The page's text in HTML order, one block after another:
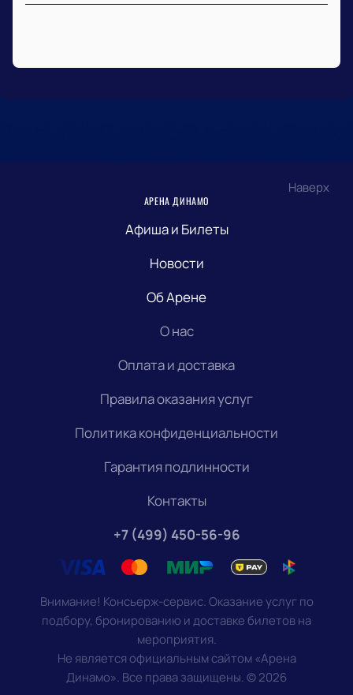
Наверх
АРЕНА ДИНАМО
Афиша и Билеты
Новости
Об Арене
О нас
Оплата и доставка
Правила оказания услуг
Политика конфиденциальности
Гарантия подлинности
Контакты
+7 (499) 450-56-96
Внимание! Консьерж-сервис. Оказание услуг по
подбору, бронированию и доставке билетов на
мероприятия.
Не является официальным сайтом «Арена
Динамо». Все права защищены.©2026